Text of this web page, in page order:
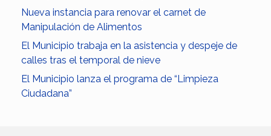
Nueva instancia para renovar el carnet de
Manipulación de Alimentos
El Municipio trabaja en la asistencia y despeje de
calles tras el temporal de nieve
El Municipio lanza el programa de “Limpieza
Ciudadana”